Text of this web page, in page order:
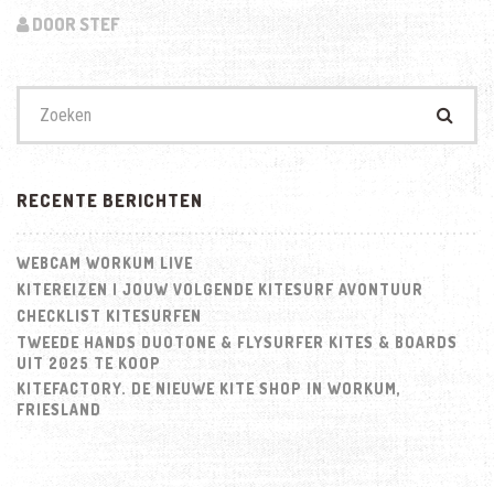
DOOR STEF
naar:
RECENTE BERICHTEN
WEBCAM WORKUM LIVE
KITEREIZEN | JOUW VOLGENDE KITESURF AVONTUUR
CHECKLIST KITESURFEN
TWEEDE HANDS DUOTONE & FLYSURFER KITES & BOARDS
UIT 2025 TE KOOP
KITEFACTORY. DE NIEUWE KITE SHOP IN WORKUM,
FRIESLAND